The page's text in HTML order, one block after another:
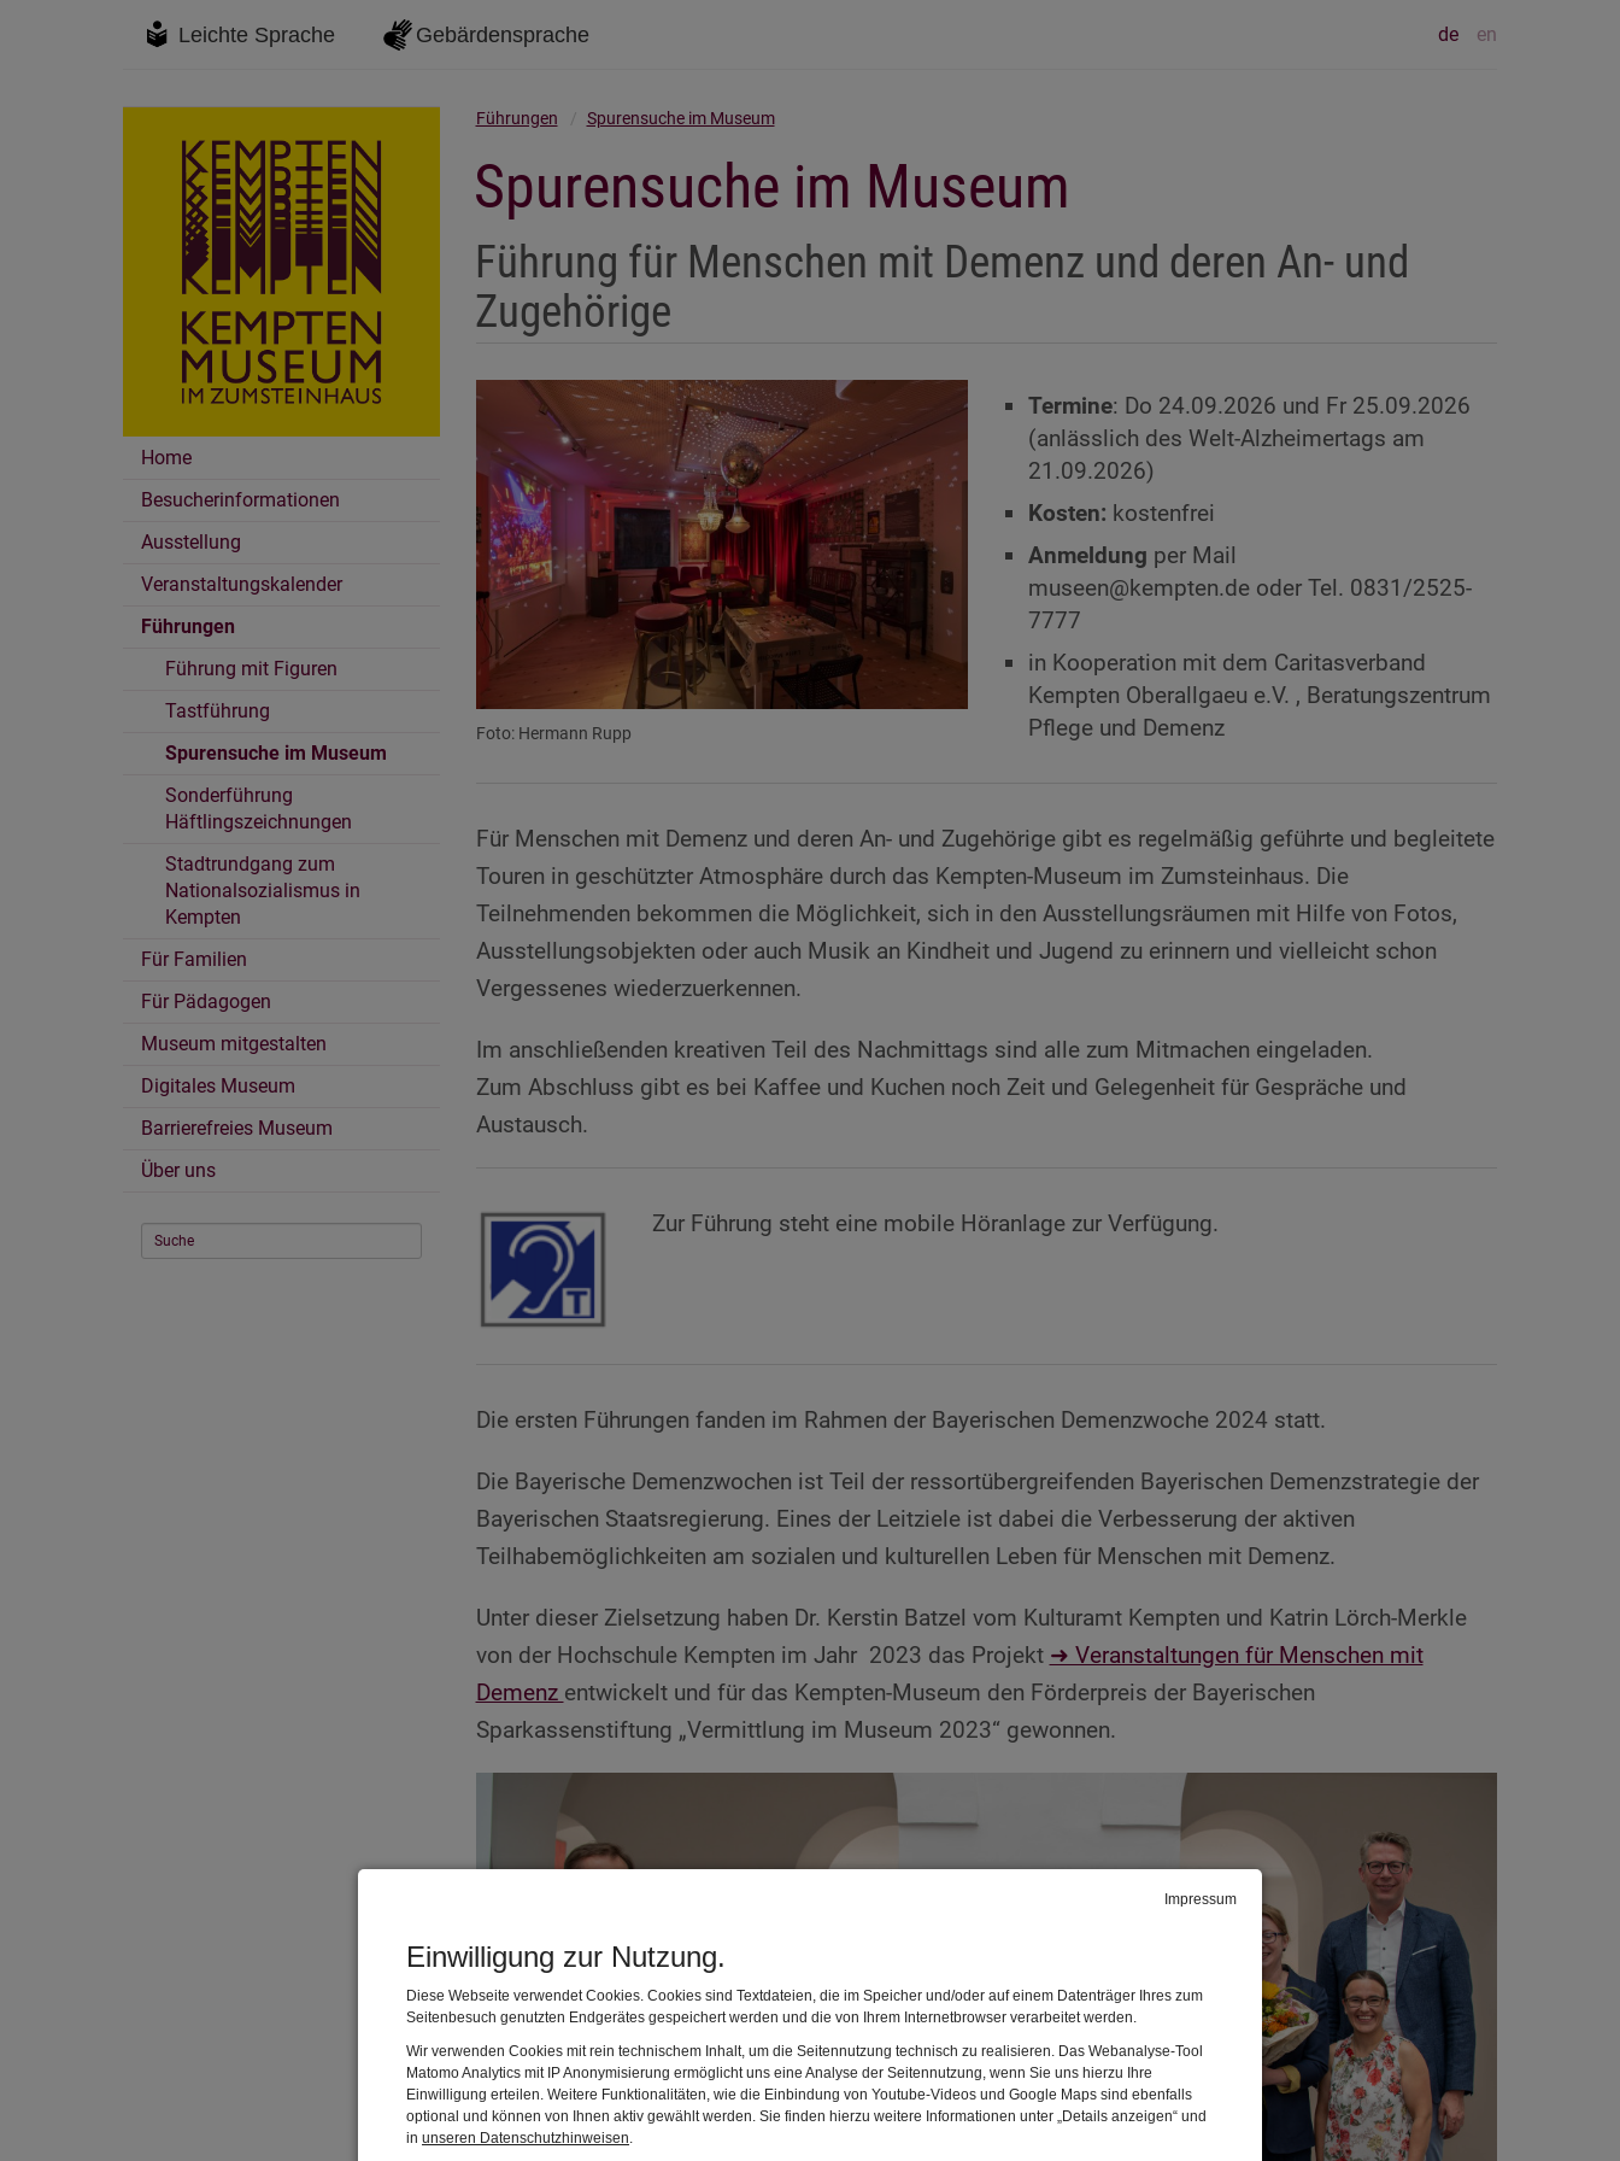
Impressum
Einwilligung zur Nutzung.
Diese Webseite verwendet Cookies. Cookies sind Textdateien, die im Speicher und/oder auf einem Datenträger Ihres zum
Seitenbesuch genutzten Endgerätes gespeichert werden und die von Ihrem Internetbrowser verarbeitet werden.
Wir verwenden Cookies mit rein technischem Inhalt, um die Seitennutzung technisch zu realisieren. Das Webanalyse-Tool
Matomo Analytics mit IP Anonymisierung ermöglicht uns eine Analyse der Seitennutzung, wenn Sie uns hierzu Ihre
Einwilligung erteilen. Weitere Funktionalitäten, wie die Einbindung von Youtube-Videos und Google Maps sind ebenfalls
optional und können von Ihnen aktiv gewählt werden. Sie finden hierzu weitere Informationen unter „Details anzeigen“ und
in unseren Datenschutzhinweisen.
Leichte Sprache Gebärdensprache de en
Home
Besucherinformationen
Ausstellung
Veranstaltungskalender
Führungen
Führung mit Figuren
Tastführung
Spurensuche im Museum
Sonderführung
Häftlingszeichnungen
Stadtrundgang zum
Nationalsozialismus in
Kempten
Für Familien
Für Pädagogen
Museum mitgestalten
Digitales Museum
Barrierefreies Museum
Über uns
Führungen Spurensuche im Museum
Spurensuche im Museum
Führung für Menschen mit Demenz und deren An- und
Zugehörige
Foto: Hermann Rupp
Termine: Do 24.09.2026 und Fr 25.09.2026
(anlässlich des Welt-Alzheimertags am
21.09.2026)
Kosten: kostenfrei
Anmeldung per Mail
museen@kempten.de oder Tel. 0831/2525-
7777
in Kooperation mit dem Caritasverband
Kempten Oberallgaeu e.V. , Beratungszentrum
Pflege und Demenz
Für Menschen mit Demenz und deren An- und Zugehörige gibt es regelmäßig geführte und begleitete
Touren in geschützter Atmosphäre durch das Kempten-Museum im Zumsteinhaus. Die
Teilnehmenden bekommen die Möglichkeit, sich in den Ausstellungsräumen mit Hilfe von Fotos,
Ausstellungsobjekten oder auch Musik an Kindheit und Jugend zu erinnern und vielleicht schon
Vergessenes wiederzuerkennen.
Im anschließenden kreativen Teil des Nachmittags sind alle zum Mitmachen eingeladen.
Zum Abschluss gibt es bei Kaffee und Kuchen noch Zeit und Gelegenheit für Gespräche und
Austausch.
Zur Führung steht eine mobile Höranlage zur Verfügung.
Die ersten Führungen fanden im Rahmen der Bayerischen Demenzwoche 2024 statt.
Die Bayerische Demenzwochen ist Teil der ressortübergreifenden Bayerischen Demenzstrategie der
Bayerischen Staatsregierung. Eines der Leitziele ist dabei die Verbesserung der aktiven
Teilhabemöglichkeiten am sozialen und kulturellen Leben für Menschen mit Demenz.
Unter dieser Zielsetzung haben Dr. Kerstin Batzel vom Kulturamt Kempten und Katrin Lörch-Merkle
von der Hochschule Kempten im Jahr 2023 das Projekt ➜ Veranstaltungen für Menschen mit
Demenz entwickelt und für das Kempten-Museum den Förderpreis der Bayerischen
Sparkassenstiftung „Vermittlung im Museum 2023“ gewonnen.